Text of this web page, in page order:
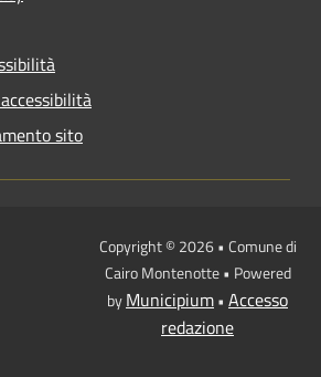
sito
Copyright © 2026 • Comune di
Cairo Montenotte • Powered
byMunicipium• Accesso
redazione